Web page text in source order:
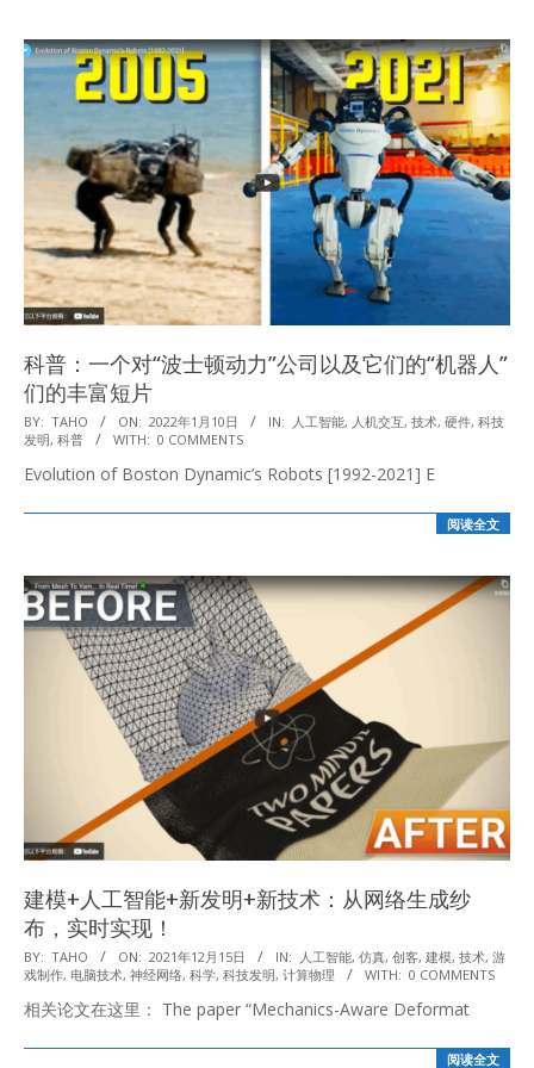
科普：一个对“波士顿动力”公司以及它们的“机器人”
们的丰富短片
2022-
01-
10
BY: TAHO ON: 2022年1月10日 IN: 人工智能, 人机交互, 技术, 硬件, 科技
发明, 科普 WITH: 0 COMMENTS
Evolution of Boston Dynamic’s Robots [1992-2021] E
阅读全文
建模+人工智能+新发明+新技术：从网络生成纱
布，实时实现！
2021-
12-
15
BY: TAHO ON: 2021年12月15日 IN: 人工智能, 仿真, 创客, 建模, 技术, 游
戏制作, 电脑技术, 神经网络, 科学, 科技发明, 计算物理 WITH: 0 COMMENTS
相关论文在这里： The paper “Mechanics-Aware Deformat
阅读全文